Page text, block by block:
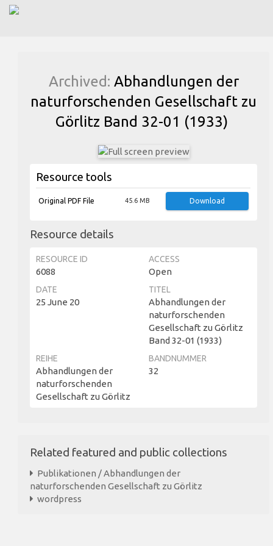
Archived: Abhandlungen der
naturforschenden Gesellschaft zu
Görlitz Band 32-01 (1933)
Resource tools
Original PDF File 45.6 MB Download
Resource details
RESOURCE ID
6088
ACCESS
Open
DATE
25 June 20
TITEL
Abhandlungen der
naturforschenden
Gesellschaft zu Görlitz
Band 32-01 (1933)
REIHE
Abhandlungen der
naturforschenden
Gesellschaft zu Görlitz
BANDNUMMER
32
Related featured and public collections
Publikationen / Abhandlungen der
naturforschenden Gesellschaft zu Görlitz
wordpress